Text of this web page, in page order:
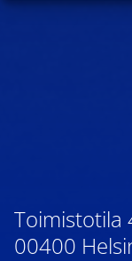
Toimistotila
00400